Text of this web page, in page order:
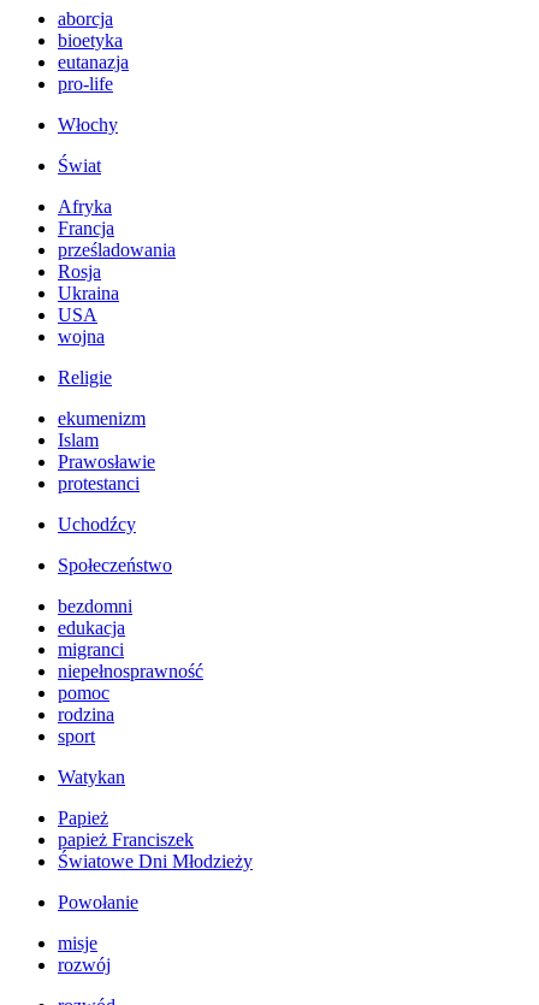
aborcja
bioetyka
eutanazja
pro-life
Włochy
Świat
Afryka
Francja
prześladowania
Rosja
Ukraina
USA
wojna
Religie
ekumenizm
Islam
Prawosławie
protestanci
Uchodźcy
Społeczeństwo
bezdomni
edukacja
migranci
niepełnosprawność
pomoc
rodzina
sport
Watykan
Papież
papież Franciszek
Światowe Dni Młodzieży
Powołanie
misje
rozwój